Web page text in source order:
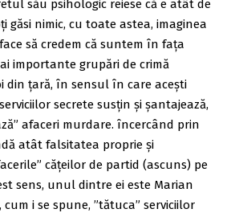
său psihologic reiese că e atât de
nimic, cu toate astea, imaginea
să credem că suntem în fața
importante grupări de crimă
din țară, în sensul în care acești
secrete susțin și șantajează,
afaceri murdare. încercând prin
atât falsitatea proprie și
cățeilor de partid (ascuns) pe
sens, unul dintre ei este Marian
i se spune, ”tătuca” serviciilor